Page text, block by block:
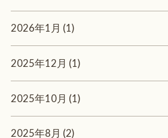
2026年1月 (1)
2025年12月 (1)
2025年10月 (1)
2025年8月 (2)